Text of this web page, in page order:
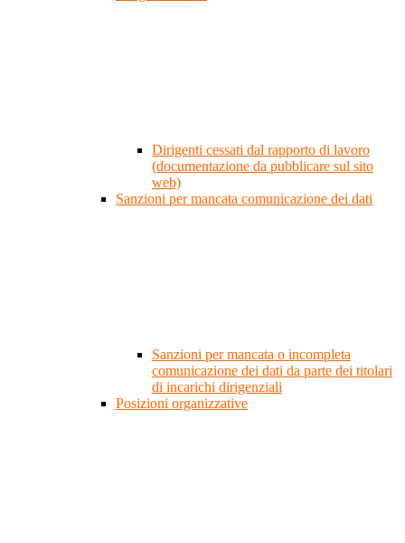
Dirigenti cessati dal rapporto di lavoro
(documentazione da pubblicare sul sito
web)
Sanzioni per mancata comunicazione dei dati
Sanzioni per mancata o incompleta
comunicazione dei dati da parte dei titolari
di incarichi dirigenziali
Posizioni organizzative